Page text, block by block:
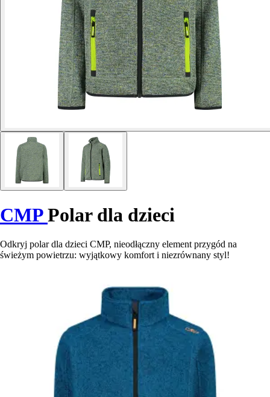
CMPPolar dla dzieci
Odkryj polar dla dzieci CMP, nieodłączny element przygód na
świeżym powietrzu: wyjątkowy komfort i niezrównany styl!